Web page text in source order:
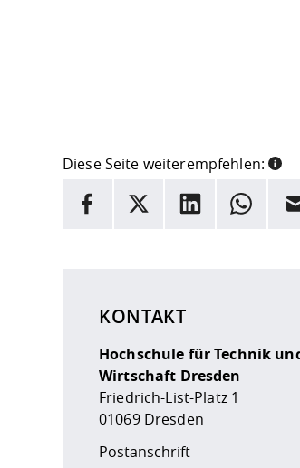
Diese Seite weiterempfehlen:
INFORMATION
Facebook
X LinkedInWhatsapp
E-
KONTAKT
Hochschule für Technik
Wirtschaft Dresden
Friedrich-List-Platz 1
01069 Dresden
Postanschrift